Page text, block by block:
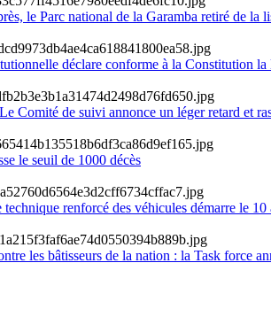
le Parc national de la Garamba retiré de la
déclare conforme à la Constitution la
Comité de suivi annonce un léger retard et
le seuil de 1000 décès
renforcé des véhicules démarre le 10
les bâtisseurs de la nation : la Task force